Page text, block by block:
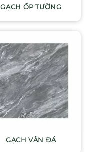
GẠCH ỐP TƯỜNG
GẠCH VÂN ĐÁ